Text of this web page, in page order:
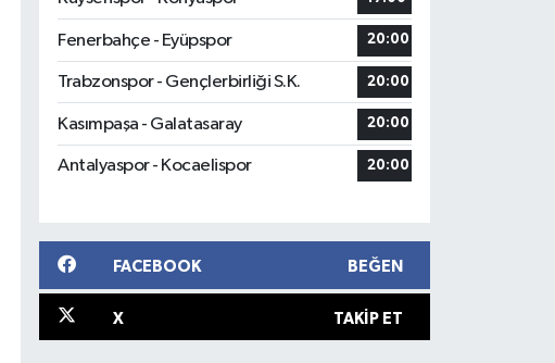
Fenerbahçe - Eyüpspor 20:00
Trabzonspor - Gençlerbirliği S.K. 20:00
Kasımpaşa - Galatasaray 20:00
Antalyaspor - Kocaelispor 20:00
FACEBOOK BEĞEN
X TAKIP ET